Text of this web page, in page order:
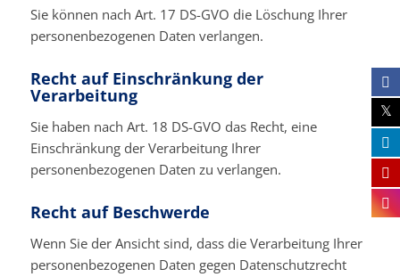
Sie können nach Art. 17 DS-GVO die Löschung Ihrer
personenbezogenen Daten verlangen.
Recht auf Einschränkung der
Verarbeitung
Sie haben nach Art. 18 DS-GVO das Recht, eine
Einschränkung der Verarbeitung Ihrer
personenbezogenen Daten zu verlangen.
Recht auf Beschwerde
Wenn Sie der Ansicht sind, dass die Verarbeitung Ihrer
personenbezogenen Daten gegen Datenschutzrecht